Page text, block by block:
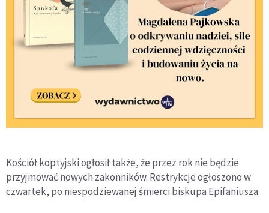
Kościół koptyjski ogłosił także, że przez rok nie będzie
przyjmować nowych zakonników. Restrykcje ogłoszono w
czwartek, po niespodziewanej śmierci biskupa Epifaniusza.